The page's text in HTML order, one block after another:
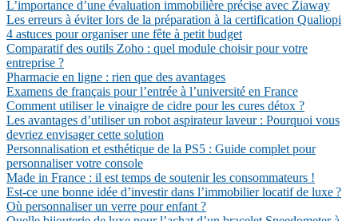
L’importance d’une évaluation immobilière précise avec Ziaway
Les erreurs à éviter lors de la préparation à la certification Qualiopi
4 astuces pour organiser une fête à petit budget
Comparatif des outils Zoho : quel module choisir pour votre
entreprise ?
Pharmacie en ligne : rien que des avantages
Examens de français pour l’entrée à l’université en France
Comment utiliser le vinaigre de cidre pour les cures détox ?
Les avantages d’utiliser un robot aspirateur laveur : Pourquoi vous
devriez envisager cette solution
Personnalisation et esthétique de la PS5 : Guide complet pour
personnaliser votre console
Made in France : il est temps de soutenir les consommateurs !
Est-ce une bonne idée d’investir dans l’immobilier locatif de luxe ?
Où personnaliser un verre pour enfant ?